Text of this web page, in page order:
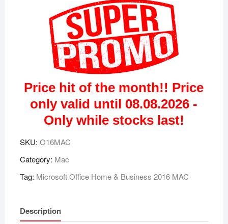
Price hit of the month!! Price
only valid until 08.08.2026 -
Only while stocks last!
SKU: O16MAC
Category: Mac
Tag: Microsoft Office Home & Business 2016 MAC
Description